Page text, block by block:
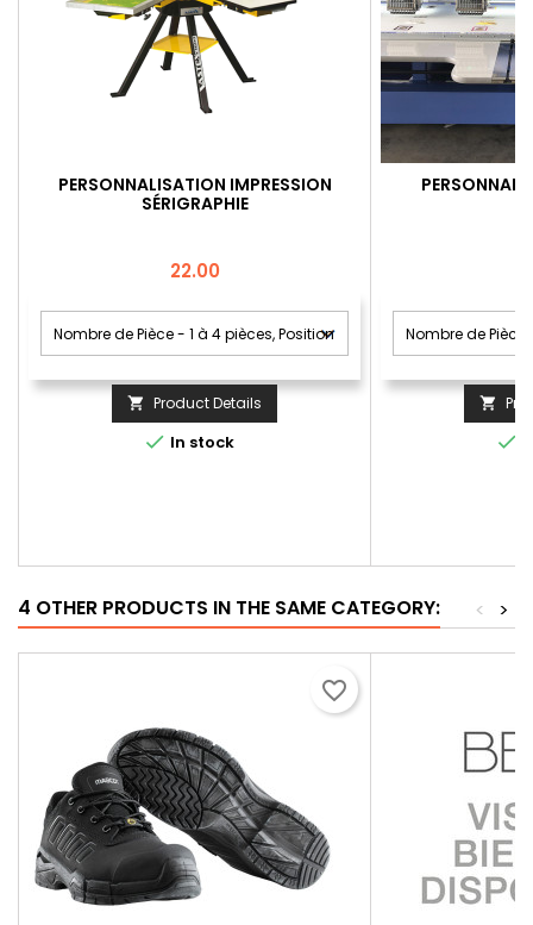
PERSONNALISATION IMPRESSION
SÉRIGRAPHIE
Price
22.00
 Product Details
 In stock


4 OTHER PRODUCTS IN THE SAME CATEGORY: >
<
favorite_border